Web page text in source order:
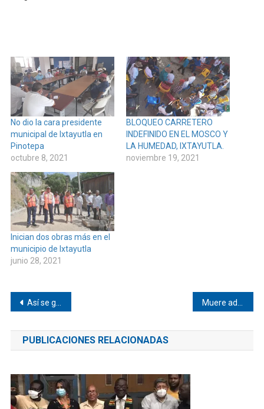
No dio la cara presidente
municipal de Ixtayutla en
Pinotepa
octubre 8, 2021
BLOQUEO CARRETERO
INDEFINIDO EN EL MOSCO Y
LA HUMEDAD, IXTAYUTLA.
noviembre 19, 2021
Inician dos obras más en el
municipio de Ixtayutla
junio 28, 2021
Navegación
de
entradas
Así se gestó la Ley Olimpia Muere adolescente en accidente en la 200 Pinotepa
PUBLICACIONES RELACIONADAS